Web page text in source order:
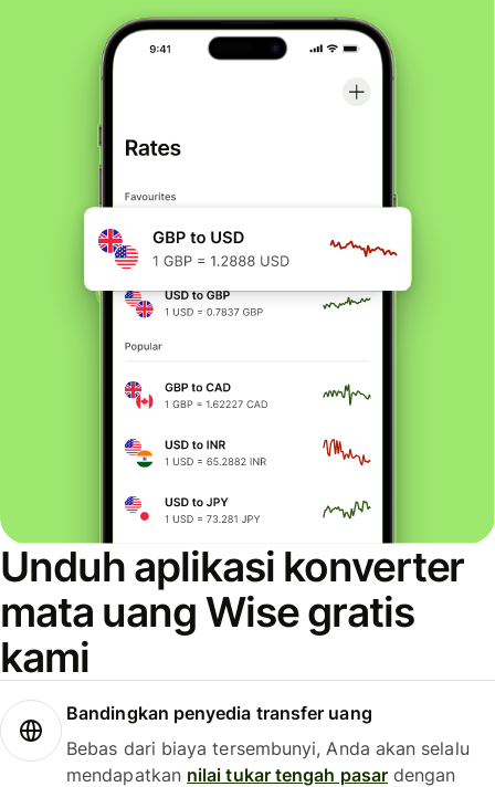
Unduh aplikasi konverter
mata uang Wise gratis
kami
Bandingkan penyedia transfer uang
Bebas dari biaya tersembunyi, Anda akan selalu
mendapatkan nilai tukar tengah pasardengan